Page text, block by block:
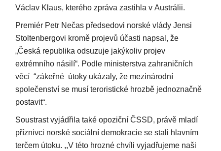
Václav Klaus, kterého zpráva zastihla v Austrálii.
Premiér Petr Nečas předsedovi norské vlády Jensi
Stoltenbergovi kromě projevů účasti napsal, že
„Česká republika odsuzuje jakýkoliv projev
extrémního násilí“. Podle ministerstva zahraničních
věcí “zákeřné útoky ukázaly, že mezinárodní
společenství se musí teroristické hrozbě jednoznačně
postavit“.
Soustrast vyjádřila také opoziční ČSSD, právě mladí
příznivci norské sociální demokracie se stali hlavním
terčem útoku. ,,V této hrozné chvíli vyjadřujeme naši